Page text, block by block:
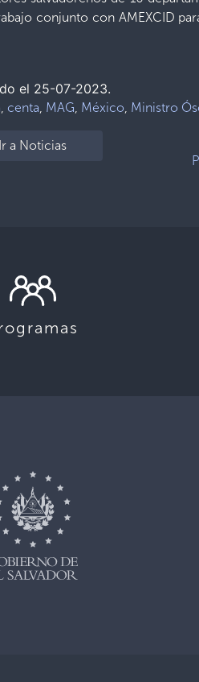
conjunto con AMEXCID
el 25-07-2023.
, centa, MAG, México, Ministro
Ir a Noticias